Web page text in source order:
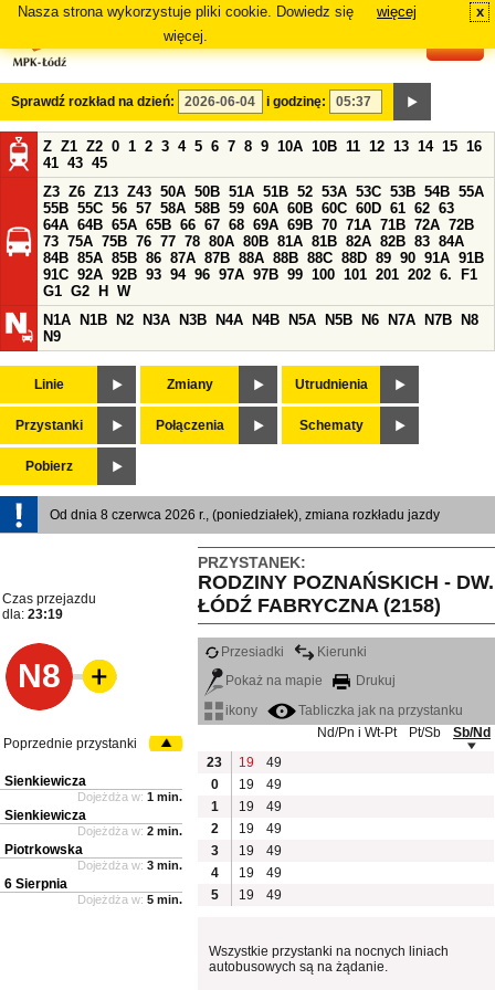
Nasza strona wykorzystuje pliki cookie. Dowiedz się
więcej.
więcej x
Sprawdź rozkład na dzień: i godzinę:
Z Z1 Z2 0 1 2 3 4 5 6 7 8 9 10A 10B 11 12 13 14 15 16
41 43 45
Z3 Z6 Z13 Z43 50A 50B 51A 51B 52 53A 53C 53B 54B 55A
55B 55C 56 57 58A 58B 59 60A 60B 60C 60D 61 62 63
64A 64B 65A 65B 66 67 68 69A 69B 70 71A 71B 72A 72B
73 75A 75B 76 77 78 80A 80B 81A 81B 82A 82B 83 84A
84B 85A 85B 86 87A 87B 88A 88B 88C 88D 89 90 91A 91B
91C 92A 92B 93 94 96 97A 97B 99 100 101 201 202 6.
F1
G1 G2 H
W
N1A
N1B N2 N3A N3B N4A N4B N5A N5B N6 N7A N7B
N8
N9
Linie Zmiany Utrudnienia
Przystanki Połączenia Schematy
Pobierz
Od dnia 8 czerwca 2026 r., (poniedziałek), zmiana rozkładu jazdy
PRZYSTANEK:
RODZINY POZNAŃSKICH - DW.
ŁÓDŹ FABRYCZNA (2158)
Czas przejazdu
dla: 23:19
N8
Przesiadki
Kierunki
Pokaż na mapie
Drukuj
ikony
Tabliczka jak na przystanku
Nd/Pn i Wt-Pt
Pt/Sb
Sb/Nd
23
19
49
0
19
49
1
19
49
2
19
49
3
19
49
4
19
49
5
19 49
Wszystkie przystanki na nocnych liniach
autobusowych są na żądanie.
Poprzednie przystanki
Sienkiewicza
Dojeżdża w: 1 min.
Sienkiewicza
Dojeżdża w: 2 min.
Piotrkowska
Dojeżdża w: 3 min.
6 Sierpnia
Dojeżdża w: 5 min.